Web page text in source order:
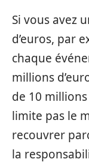
Si vous avez
d’euros, par
chaque
millions
de 10
limite pas le
recouvrer
la